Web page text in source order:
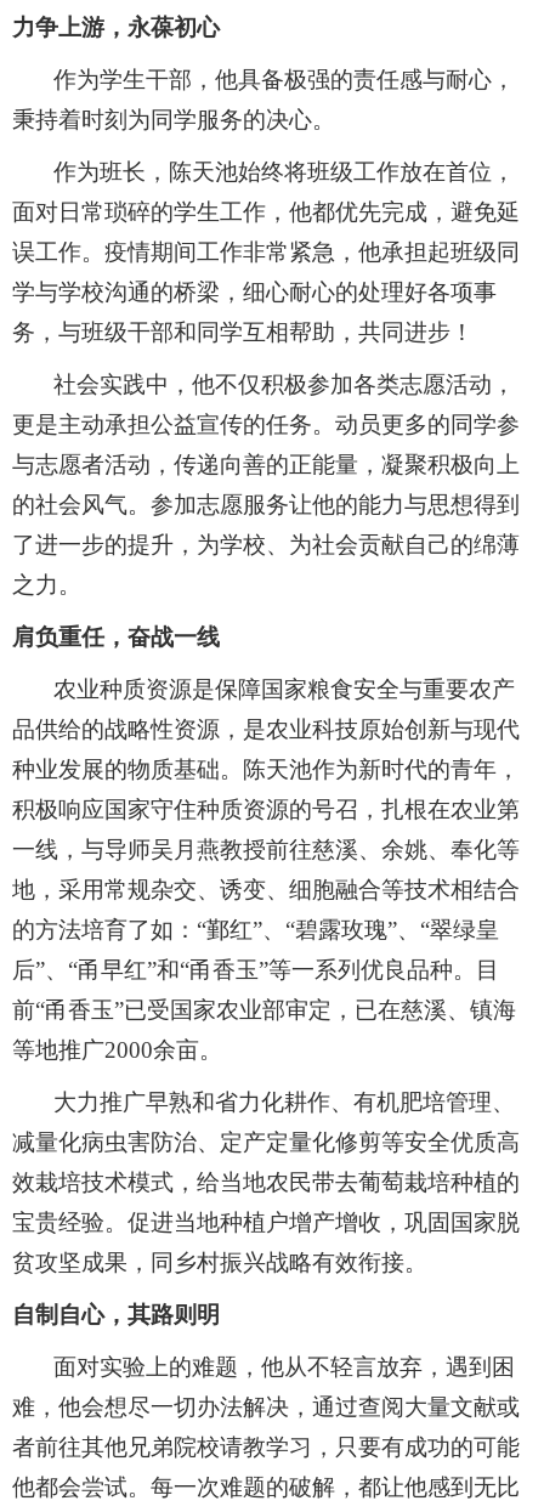
力争上游，永葆初心
作为学生干部，他具备极强的责任感与耐心，
秉持着时刻为同学服务的决心。
作为班长，陈天池始终将班级工作放在首位，
面对日常琐碎的学生工作，他都优先完成，避免延
误工作。疫情期间工作非常紧急，他承担起班级同
学与学校沟通的桥梁，细心耐心的处理好各项事
务，与班级干部和同学互相帮助，共同进步！
社会实践中，他不仅积极参加各类志愿活动，
更是主动承担公益宣传的任务。动员更多的同学参
与志愿者活动，传递向善的正能量，凝聚积极向上
的社会风气。参加志愿服务让他的能力与思想得到
了进一步的提升，为学校、为社会贡献自己的绵薄
之力。
肩负重任，奋战一线
农业种质资源是保障国家粮食安全与重要农产
品供给的战略性资源，是农业科技原始创新与现代
种业发展的物质基础。 陈天池作为新时代的青年，
积极响应国家守住种质资源的号召，扎根在农业第
一线，与导师吴月燕教授前往慈溪、余姚、奉化等
地，采用常规杂交、诱变、细胞融合等技术相结合
的方法培育了如： “鄞红”、“碧露玫瑰”、“翠绿皇
后”、“甬早红”和“甬香玉”等一系列优良品种。目
前“甬香玉”已受国家农业部审定，已在慈溪、镇海
等地推广2000余亩。
大力推广早熟和省力化耕作、有机肥培管理、
减量化病虫害防治、定产定量化修剪等安全优质高
效栽培技术模式，给当地农民带去葡萄栽培种植的
宝贵经验。促进当地种植户增产增收，巩固国家脱
贫攻坚成果，同乡村振兴战略有效衔接。
自制自心，其路则明
面对实验上的难题，他从不轻言放弃，遇到困
难，他会想尽一切办法解决，通过查阅大量文献或
者前往其他兄弟院校请教学习，只要有成功的可能
他都会尝试。每一次难题的破解，都让他感到无比